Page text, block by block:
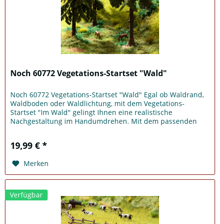
Noch 60772 Vegetations-Startset "Wald"
Noch 60772 Vegetations-Startset "Wald" Egal ob Waldrand,
Waldboden oder Waldlichtung, mit dem Vegetations-
Startset "Im Wald" gelingt Ihnen eine realistische
Nachgestaltung im Handumdrehen. Mit dem passenden
19,99 € *
Merken
Verfügbar